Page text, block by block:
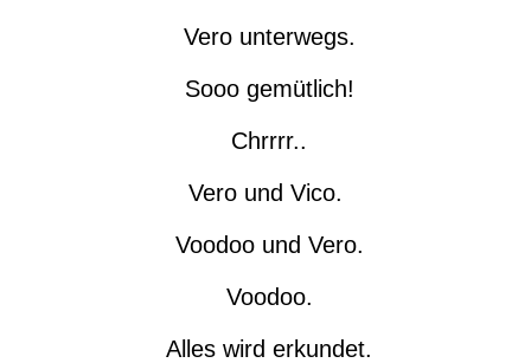
Vero unterwegs.
Sooo gemütlich!
Chrrrr..
Vero und Vico.
Voodoo und Vero.
Voodoo.
Alles wird erkundet.